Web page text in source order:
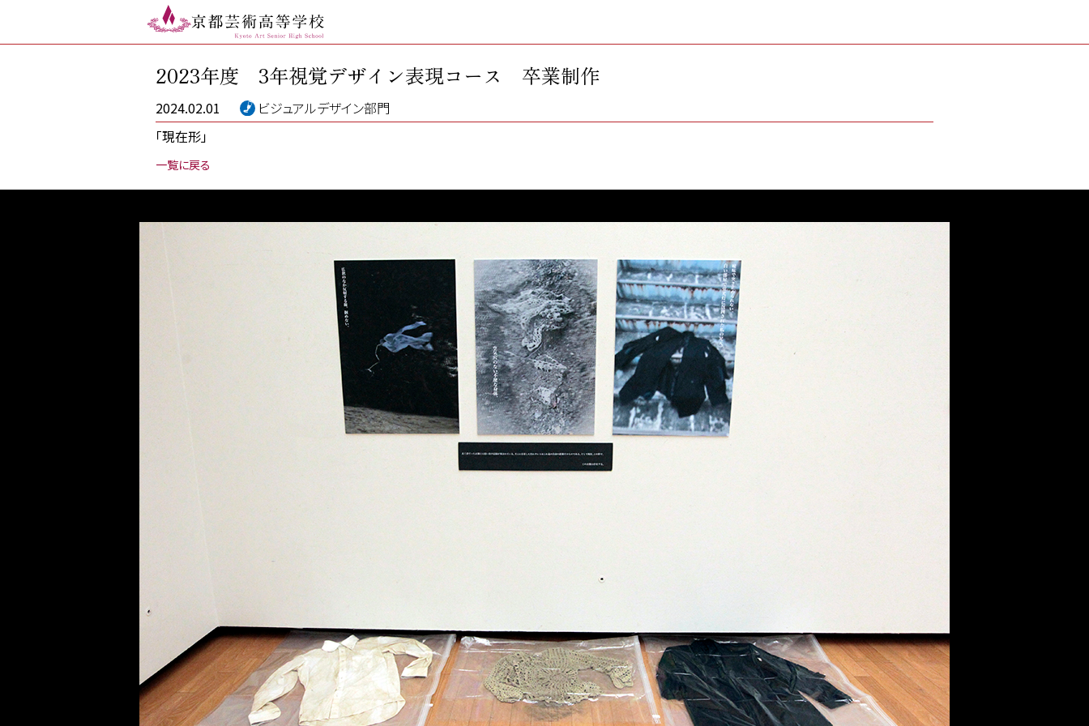
2023年度 3年視覚デザイン表現コース 卒業制作
2024.02.01
ビジュアルデザイン部門
「現在形」
一覧に戻る